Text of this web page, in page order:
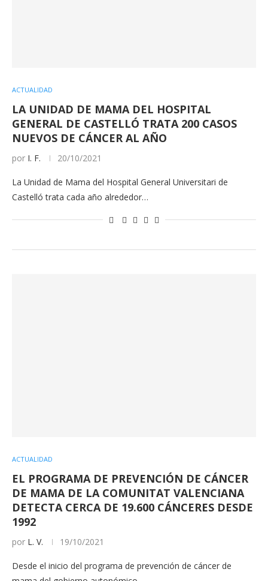
ACTUALIDAD
LA UNIDAD DE MAMA DEL HOSPITAL
GENERAL DE CASTELLÓ TRATA 200 CASOS
NUEVOS DE CÁNCER AL AÑO
por I. F. 20/10/2021
La Unidad de Mama del Hospital General Universitari de
Castelló trata cada año alrededor…
ACTUALIDAD
EL PROGRAMA DE PREVENCIÓN DE CÁNCER
DE MAMA DE LA COMUNITAT VALENCIANA
DETECTA CERCA DE 19.600 CÁNCERES DESDE
1992
por L. V. 19/10/2021
Desde el inicio del programa de prevención de cáncer de